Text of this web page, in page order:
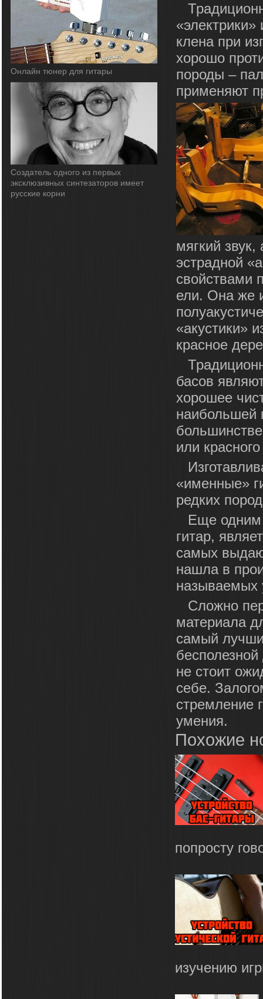
Онлайн тюнер для гитары
Cоздатель одного из первых
эксклюзивных синтезаторов имеет
русские корни
клена при
хорошо
породы –
применяют
мягкий звук,
эстрадной
свойствами
ели. Она же
«акустики»
красное
басов
хорошее
наибольшей
или
«именные»
редких
Еще одним
гитар,
самых
нашла в
называемых
Сложно
материала
самый
не стоит
себе.
стремление
умения.
Похожие
попросту
изучению